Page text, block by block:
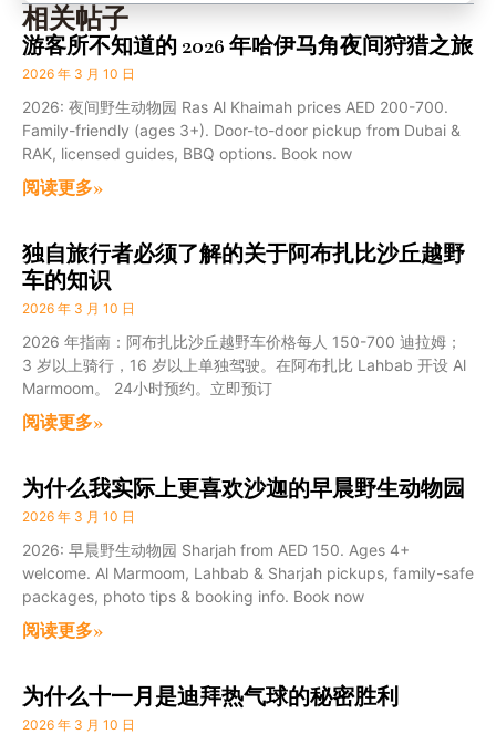
相关帖子
游客所不知道的 2026 年哈伊马角夜间狩猎之旅
2026 年 3 月 10 日
2026: 夜间野生动物园 Ras Al Khaimah prices AED 200-700.
Family-friendly (ages 3+). Door-to-door pickup from Dubai &
RAK, licensed guides, BBQ options. Book now
阅读更多»
独自旅行者必须了解的关于阿布扎比沙丘越野
车的知识
2026 年 3 月 10 日
2026 年指南：阿布扎比沙丘越野车价格每人 150-700 迪拉姆；
3 岁以上骑行，16 岁以上单独驾驶。在阿布扎比 Lahbab 开设 Al
Marmoom。 24小时预约。立即预订
阅读更多»
为什么我实际上更喜欢沙迦的早晨野生动物园
2026 年 3 月 10 日
2026: 早晨野生动物园 Sharjah from AED 150. Ages 4+
welcome. Al Marmoom, Lahbab & Sharjah pickups, family-safe
packages, photo tips & booking info. Book now
阅读更多»
为什么十一月是迪拜热气球的秘密胜利
2026 年 3 月 10 日